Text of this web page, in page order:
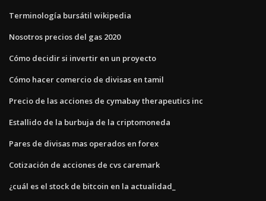
Terminología bursátil wikipedia
Nosotros precios del gas 2020
Cómo decidir si invertir en un proyecto
Cómo hacer comercio de divisas en tamil
Precio de las acciones de cymabay therapeutics inc
Estallido de la burbuja de la criptomoneda
Pares de divisas mas operados en forex
Cotización de acciones de cvs caremark
¿cuál es el stock de bitcoin en la actualidad_